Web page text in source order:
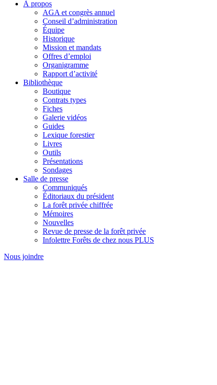
À propos
AGA et congrès annuel
Conseil d’administration
Équipe
Historique
Mission et mandats
Offres d’emploi
Organigramme
Rapport d’activité
Bibliothèque
Boutique
Contrats types
Fiches
Galerie vidéos
Guides
Lexique forestier
Livres
Outils
Présentations
Sondages
Salle de presse
Communiqués
Éditoriaux du président
La forêt privée chiffrée
Mémoires
Nouvelles
Revue de presse de la forêt privée
Infolettre Forêts de chez nous PLUS
Nous joindre